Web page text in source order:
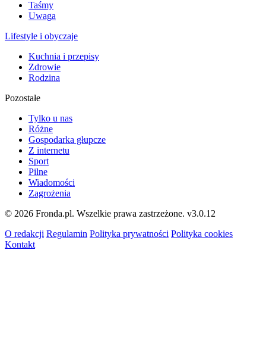
Taśmy
Uwaga
Lifestyle i obyczaje
Kuchnia i przepisy
Zdrowie
Rodzina
Pozostałe
Tylko u nas
Różne
Gospodarka głupcze
Z internetu
Sport
Pilne
Wiadomości
Zagrożenia
© 2026 Fronda.pl. Wszelkie prawa zastrzeżone. v3.0.12
O redakcji Regulamin Polityka prywatności Polityka cookies
Kontakt